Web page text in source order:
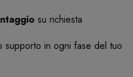
su richiesta
supporto in ogni fase del tuo